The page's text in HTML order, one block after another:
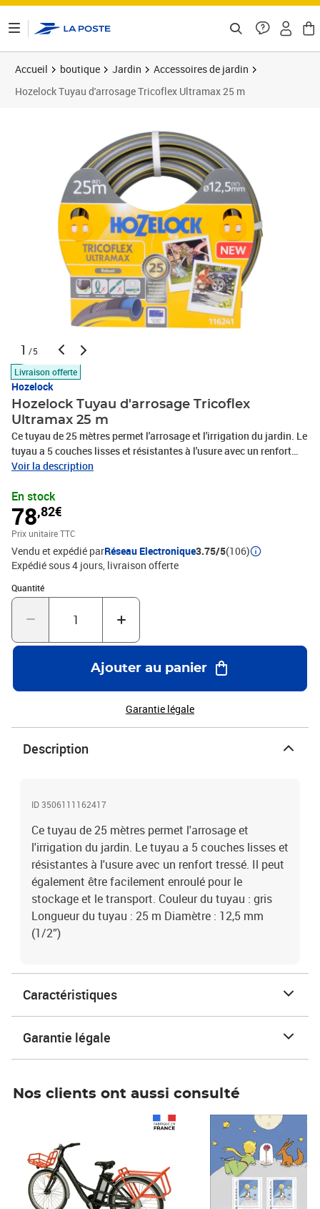
Accueil boutique Jardin
Accessoires de jardin
Hozelock Tuyau d'arrosage Tricoflex Ultramax 25 m
1 /5
Livraison offerte
Hozelock
Hozelock Tuyau d'arrosage Tricoflex
Ultramax 25 m
Ce tuyau de 25 mètres permet l'arrosage et l'irrigation du jardin. Le
tuyau a 5 couches lisses et résistantes à l'usure avec un renfort
tressé. Il peut également être facilement enroulé pour le stockage
Diamètre : 12,5 mm (1/2”)
Voir la description
En stock
78,82€
Prix unitaire TTC
Vendu et expédié parRéseau Electronique3.75/5(106)
Expédié sous 4 jours livraison offerte
Quantité
Quantité : 1
Ajouter au panier
Garantie légale
Description
ID 3506111162417
Ce tuyau de 25 mètres permet l'arrosage et
l'irrigation du jardin. Le tuyau a 5 couches lisses et
résistantes à l'usure avec un renfort tressé. Il peut
également être facilement enroulé pour le
stockage et le transport. Couleur du tuyau : gris
Longueur du tuyau : 25 m Diamètre : 12,5 mm
(1/2”)
Caractéristiques
Garantie légale
Nos clients ont aussi consulté
Prix 7,50€